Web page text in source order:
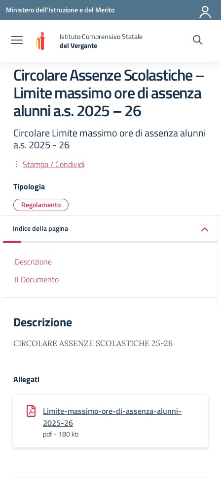
Vai ai contenuti
Vai al menu di navigazione
Vai al footer
Ministero dell'Istruzione e del Merito
Istituto Comprensivo Statale
del Vergante
— Visita la pagina iniziale della scuola
Circolare Assenze Scolastiche –
Limite massimo ore di assenza
alunni a.s. 2025 – 26
Circolare Limite massimo ore di assenza alunni
a.s. 2025 - 26
Stampa / Condividi
Tipologia
Regolamento
Indice della pagina
Descrizione
Il Documento
Descrizione
CIRCOLARE ASSENZE SCOLASTICHE 25-26
Allegati
Limite-massimo-ore-di-assenza-alunni-
2025-26
pdf - 180 kb